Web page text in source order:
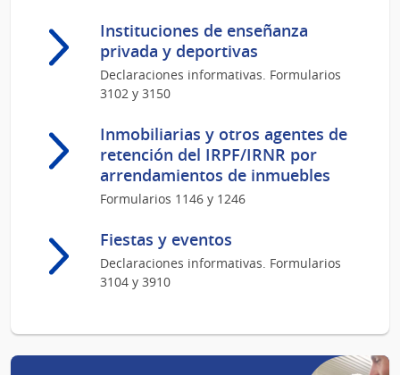
Instituciones de enseñanza
privada y deportivas
Declaraciones informativas. Formularios
3102 y 3150
Inmobiliarias y otros agentes de
retención del IRPF/IRNR por
arrendamientos de inmuebles
Formularios 1146 y 1246
Fiestas y eventos
Declaraciones informativas. Formularios
3104 y 3910